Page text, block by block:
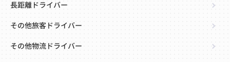
長距離ドライバー
その他旅客ドライバー
その他物流ドライバー